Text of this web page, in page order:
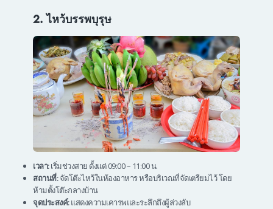
2. ไหว้บรรพบุรุษ
เวลา:เริ่มช่วงสาย ตั้งแต่ 09:00 – 11:00 น.
สถานที่:จัดโต๊ะไหว้ในห้องอาหาร หรือบริเวณที่จัดเตรียมไว้ โดย
ห้ามตั้งโต๊ะกลางบ้าน
จุดประสงค์:แสดงความเคารพและระลึกถึงผู้ล่วงลับ